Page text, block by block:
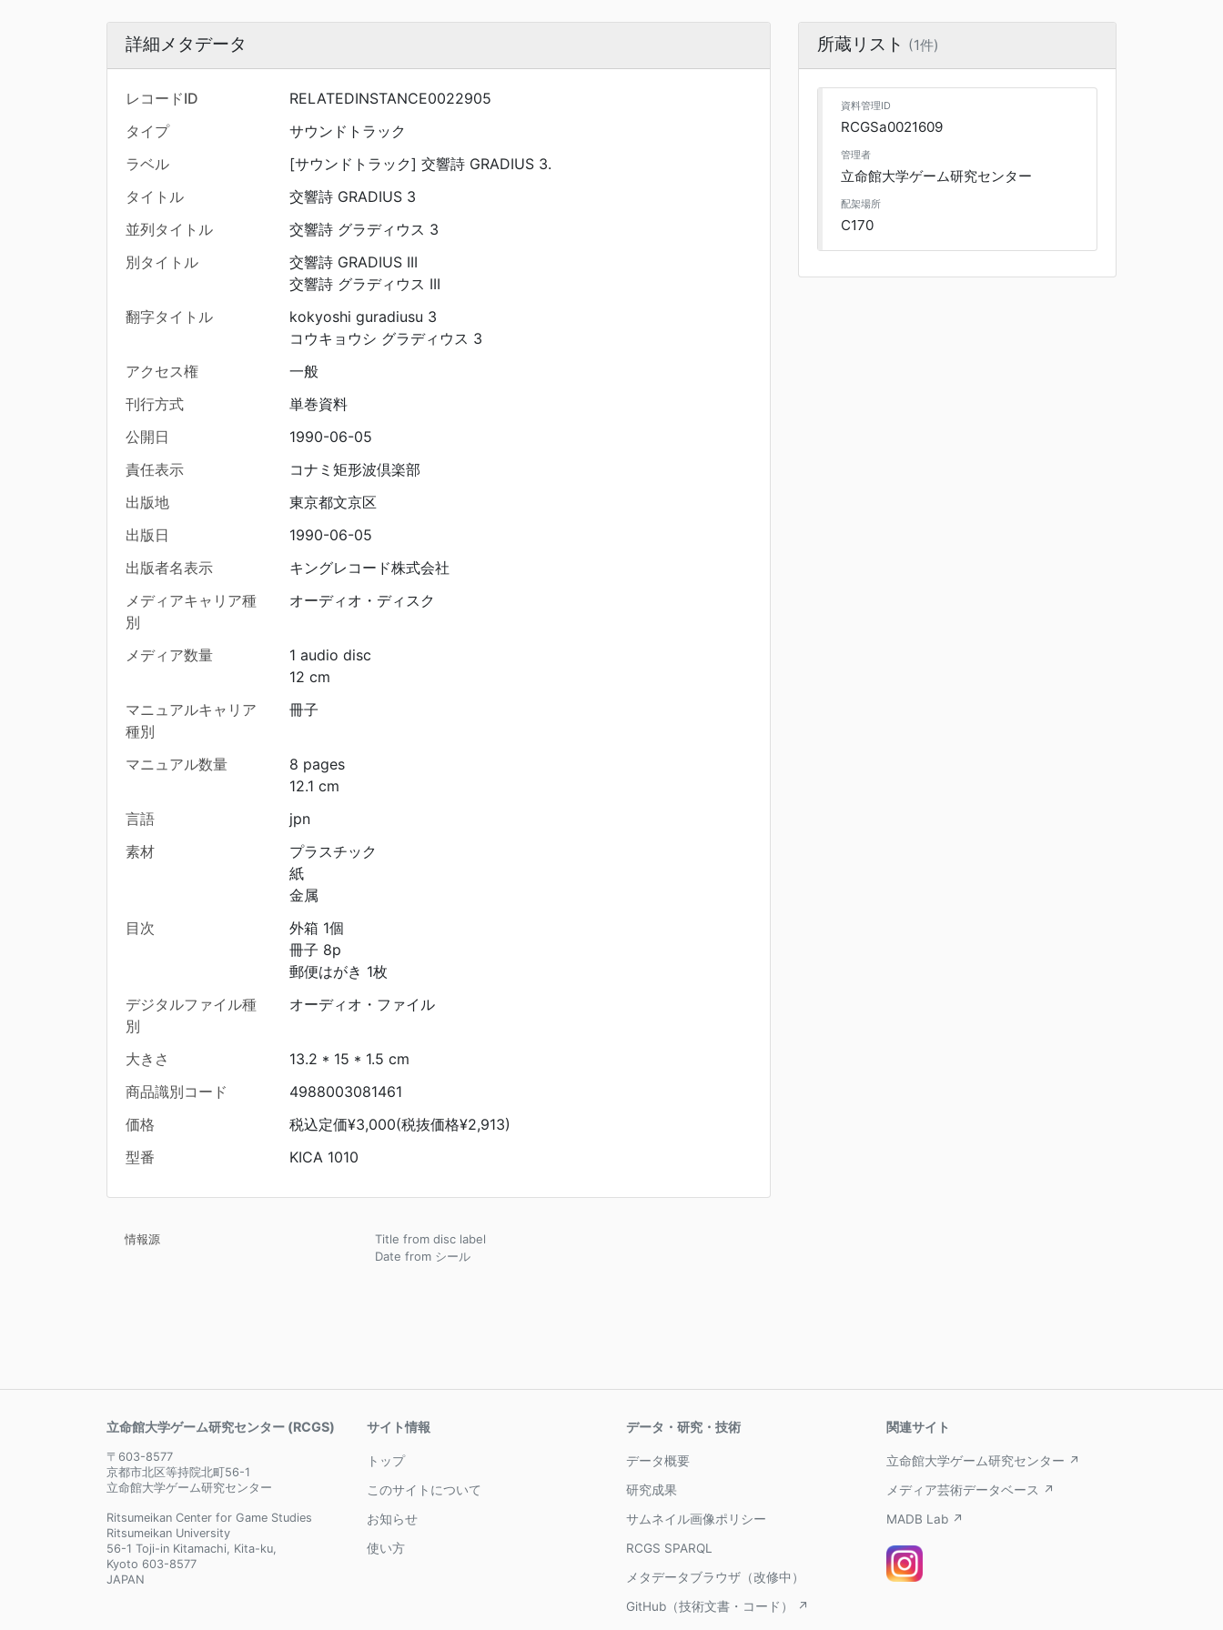
詳細メタデータ
レコードID
RELATEDINSTANCE0022905
タイプ
サウンドトラック
ラベル
[サウンドトラック] 交響詩 GRADIUS 3.
タイトル
交響詩 GRADIUS 3
並列タイトル
交響詩 グラディウス 3
別タイトル
交響詩 GRADIUS III
交響詩 グラディウス III
翻字タイトル
kokyoshi guradiusu 3
コウキョウシ グラディウス 3
アクセス権
一般
刊行方式
単巻資料
公開日
1990-06-05
責任表示
コナミ矩形波倶楽部
出版地
東京都文京区
出版日
1990-06-05
出版者名表示
キングレコード株式会社
メディアキャリア種
別
オーディオ・ディスク
メディア数量
1 audio disc
12 cm
マニュアルキャリア
種別
冊子
マニュアル数量
8 pages
12.1 cm
言語
jpn
素材
プラスチック
紙
金属
目次
外箱 1個
冊子 8p
郵便はがき 1枚
デジタルファイル種
別
オーディオ・ファイル
大きさ
13.2 * 15 * 1.5 cm
商品識別コード
4988003081461
価格
税込定価¥3,000(税抜価格¥2,913)
型番
KICA 1010
所蔵リスト (1件)
資料管理ID
RCGSa0021609
管理者
立命館大学ゲーム研究センター
配架場所
C170
情報源
Title from disc label
Date from シール
立命館大学ゲーム研究センター (RCGS)
〒603-8577
京都市北区等持院北町56-1
立命館大学ゲーム研究センター
Ritsumeikan Center for Game Studies
Ritsumeikan University
56-1 Toji-in Kitamachi, Kita-ku,
Kyoto 603-8577
JAPAN
サイト情報
トップ
このサイトについて
お知らせ
使い方
データ・研究・技術
データ概要
研究成果
サムネイル画像ポリシー
RCGS SPARQL
メタデータブラウザ（改修中）
GitHub（技術文書・コード） ↗
関連サイト
立命館大学ゲーム研究センター ↗
メディア芸術データベース ↗
MADB Lab ↗